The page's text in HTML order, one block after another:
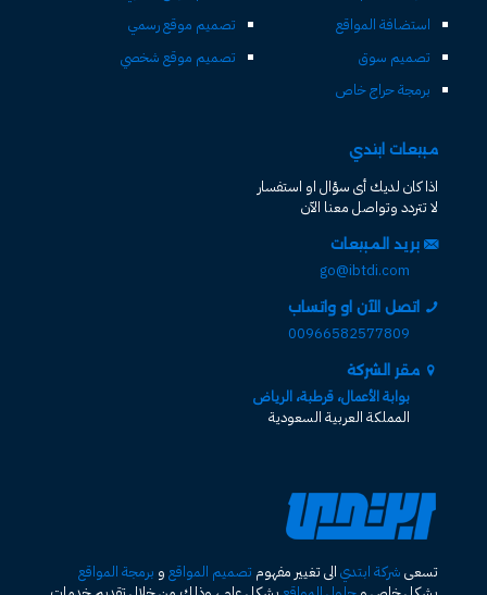
استضافة المواقع
تصميم سوق
برمجة حراج خاص
تصميم موقع رسمي
تصميم موقع شخصي
مبيعات ابتدي
اذا كان لديك أى سؤال او استفسار
لا تتردد وتواصل معنا الآن
بريد المبيعات
go@ibtdi.com
اتصل الآن او واتساب
00966582577809
مقر الشركة
بوابة الأعمال، قرطبة، الرياض
المملكة العربية السعودية
تسعى شركة ابتدي الى تغيير مفهوم تصميم المواقع و برمجة المواقع